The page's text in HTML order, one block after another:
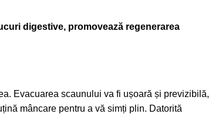
digestive, promovează regenerarea
Evacuarea scaunului va fi ușoară și previzibilă,
mâncare pentru a vă simți plin. Datorită